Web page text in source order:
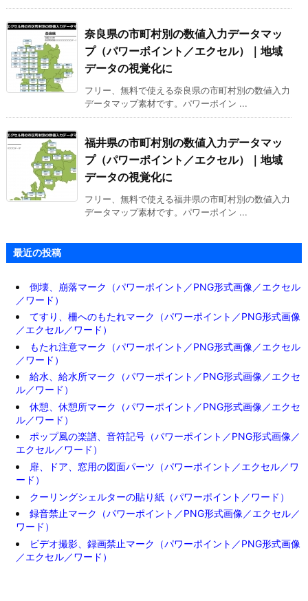
奈良県の市町村別の数値入力データマッ
プ（パワーポイント／エクセル）｜地域
データの視覚化に
フリー、無料で使える奈良県の市町村別の数値入力
データマップ素材です。パワーポイン ...
福井県の市町村別の数値入力データマッ
プ（パワーポイント／エクセル）｜地域
データの視覚化に
フリー、無料で使える福井県の市町村別の数値入力
データマップ素材です。パワーポイン ...
最近の投稿
倒壊、崩落マーク（パワーポイント／PNG形式画像／エクセル
／ワード）
てすり、柵へのもたれマーク（パワーポイント／PNG形式画像
／エクセル／ワード）
もたれ注意マーク（パワーポイント／PNG形式画像／エクセル
／ワード）
給水、給水所マーク（パワーポイント／PNG形式画像／エクセ
ル／ワード）
休憩、休憩所マーク（パワーポイント／PNG形式画像／エクセ
ル／ワード）
ポップ風の楽譜、音符記号（パワーポイント／PNG形式画像／
エクセル／ワード）
扉、ドア、窓用の図面パーツ（パワーポイント／エクセル／ワ
ード）
クーリングシェルターの貼り紙（パワーポイント／ワード）
録音禁止マーク（パワーポイント／PNG形式画像／エクセル／
ワード）
ビデオ撮影、録画禁止マーク（パワーポイント／PNG形式画像
／エクセル／ワード）